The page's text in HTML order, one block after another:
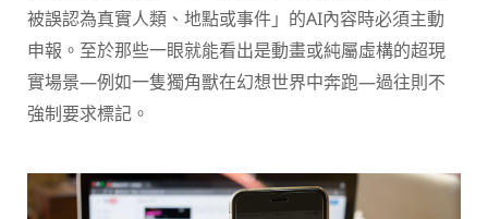
被誤認為真實人類、地點或事件」的AI內容時必須主動
申報。至於那些一眼就能看出是動畫或純屬虛構的超現
實場景—例如一隻獨角獸在幻想世界中奔跑—過往則不
強制要求標記。